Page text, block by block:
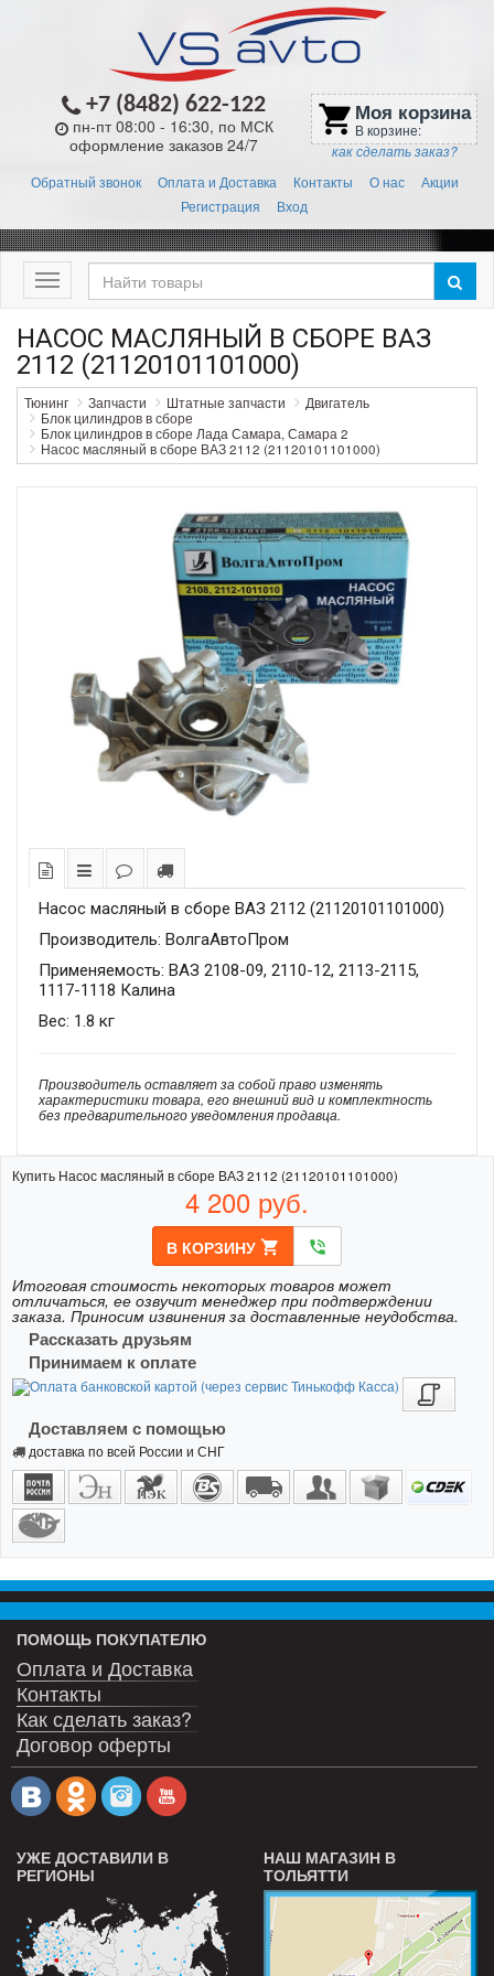
+7 (8482) 622-122
пн-пт 08:00 - 16:30, по МСК
оформление заказов 24/7
shopping_cart Моя корзина
В корзине:
как сделать заказ?
Обратный звонок Оплата и Доставка Контакты О нас
Акции
Регистрация
Вход
Меню
НАСОС МАСЛЯНЫЙ В СБОРЕ ВАЗ
2112 (21120101101000)
Тюнинг Запчасти Штатные запчасти
Двигатель
Блок цилиндров в сборе
Блок цилиндров в сборе Лада Самара, Самара 2
Насос масляный в сборе ВАЗ 2112 (21120101101000)
Насос масляный в сборе ВАЗ 2112 (21120101101000)
Производитель: ВолгаАвтоПром
Применяемость: ВАЗ 2108-09, 2110-12, 2113-2115,
1117-1118 Калина
Вес: 1.8 кг
Производитель оставляет за собой право изменять
характеристики товара, его внешний вид и комплектность
без предварительного уведомления продавца.
Купить Насос масляный в сборе ВАЗ 2112 (21120101101000)
4 200 руб.
В КОРЗИНУ shopping_cart phone_in_talk
Итоговая стоимость некоторых товаров может
отличаться, ее озвучит менеджер при подтверждении
заказа. Приносим извинения за доставленные неудобства.
Рассказать друзьям
Принимаем к оплате
Доставляем с помощью
доставка по всей России и СНГ
ПОМОЩЬ ПОКУПАТЕЛЮ
Оплата и Доставка
Контакты
Как сделать заказ?
Договор оферты
УЖЕ ДОСТАВИЛИ В
РЕГИОНЫ
НАШ МАГАЗИН В
ТОЛЬЯТТИ